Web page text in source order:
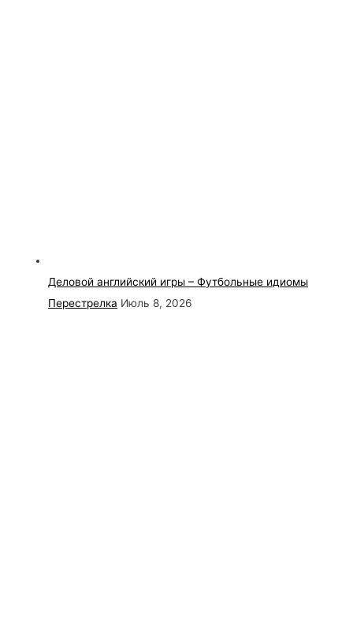
Деловой английский игры – Футбольные идиомы
Перестрелка Июль 8, 2026